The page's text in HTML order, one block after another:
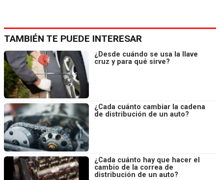
TAMBIÉN TE PUEDE INTERESAR
¿Desde cuándo se usa la llave
cruz y para qué sirve?
¿Cada cuánto cambiar la cadena
de distribución de un auto?
¿Cada cuánto hay que hacer el
cambio de la correa de
distribución de un auto?